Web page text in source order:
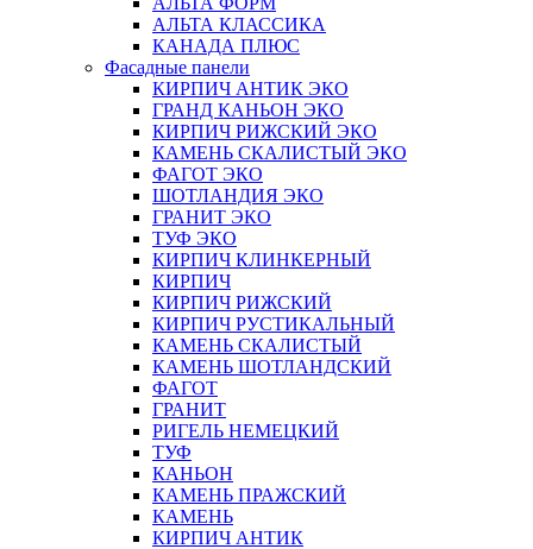
АЛЬТА КЛАССИКА
КАНАДА ПЛЮС
Фасадные панели
КИРПИЧ АНТИК ЭКО
ГРАНД КАНЬОН ЭКО
КИРПИЧ РИЖСКИЙ ЭКО
КАМЕНЬ СКАЛИСТЫЙ ЭКО
ФАГОТ ЭКО
ШОТЛАНДИЯ ЭКО
ГРАНИТ ЭКО
ТУФ ЭКО
КИРПИЧ КЛИНКЕРНЫЙ
КИРПИЧ
КИРПИЧ РИЖСКИЙ
КИРПИЧ РУСТИКАЛЬНЫЙ
КАМЕНЬ СКАЛИСТЫЙ
КАМЕНЬ ШОТЛАНДСКИЙ
ФАГОТ
ГРАНИТ
РИГЕЛЬ НЕМЕЦКИЙ
ТУФ
КАНЬОН
КАМЕНЬ ПРАЖСКИЙ
КАМЕНЬ
КИРПИЧ АНТИК